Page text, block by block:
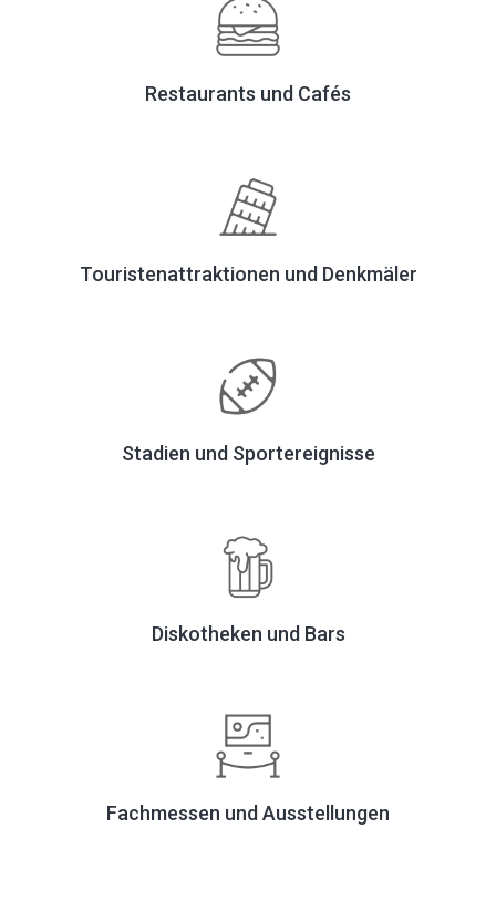
Restaurants und Cafés
Touristenattraktionen und Denkmäler
Stadien und Sportereignisse
Diskotheken und Bars
Fachmessen und Ausstellungen